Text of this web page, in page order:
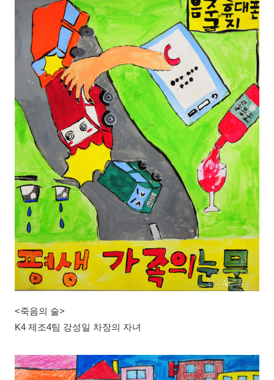
<죽음의 술>
K4 제조4팀 강성일 차장의 자녀